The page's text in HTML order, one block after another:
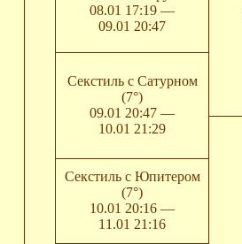
08.01 17:19 —
09.01 20:47
Секстиль с Сатурном
(7°)
09.01 20:47 —
10.01 21:29
Секстиль с Юпитером
(7°)
10.01 20:16 —
11.01 21:16